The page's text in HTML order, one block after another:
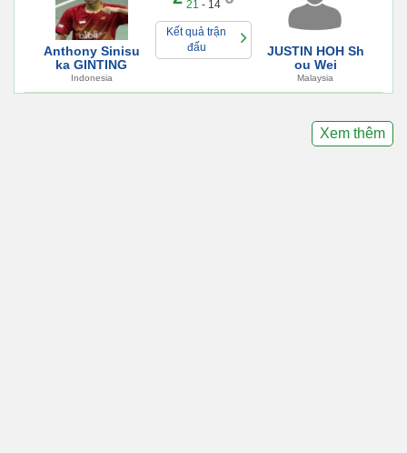
Anthony Sinisu
ka GINTING
Indonesia
21 - 14
Kết quả trận
đấu
JUSTIN HOH Sh
ou Wei
Malaysia
Xem thêm